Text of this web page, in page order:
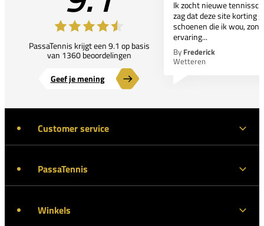
PassaTennis krijgt een 9.1 op basis
van 1360 beoordelingen
Geef je mening
Ik zocht nieuwe
zag dat deze site korting
schoenen die ik wou,
ervaring...
By Frederick
Wetteren
Customer service
PassaTennis
Winkels